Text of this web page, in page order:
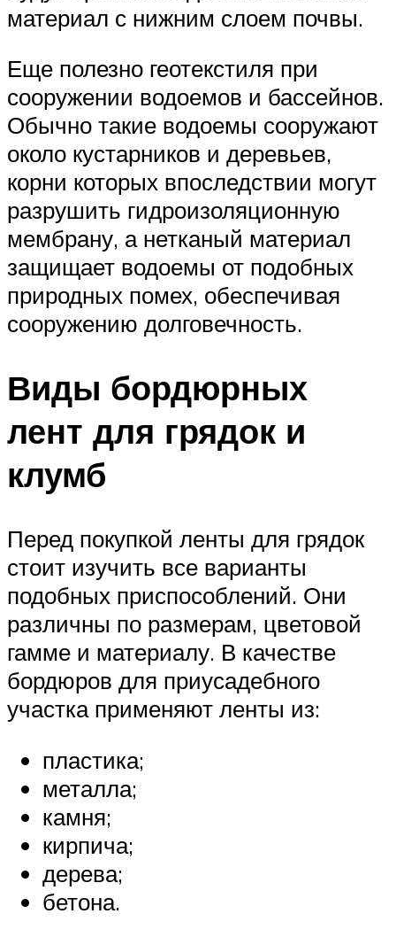
материал с нижним слоем почвы.
Еще полезно геотекстиля при
сооружении водоемов и бассейнов.
Обычно такие водоемы сооружают
около кустарников и деревьев,
корни которых впоследствии могут
разрушить гидроизоляционную
мембрану, а нетканый материал
защищает водоемы от подобных
природных помех, обеспечивая
сооружению долговечность.
Виды бордюрных
лент для грядок и
клумб
Перед покупкой ленты для грядок
стоит изучить все варианты
подобных приспособлений. Они
различны по размерам, цветовой
гамме и материалу. В качестве
бордюров для приусадебного
участка применяют ленты из:
пластика;
металла;
камня;
кирпича;
дерева;
бетона.